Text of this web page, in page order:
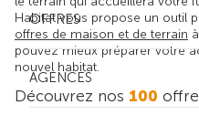
OFFRES
AGENCES
Habitat vous propose un outil
offres de maison et de terrain
pouvez mieux préparer votre
nouvel habitat.
Découvrez nos 100